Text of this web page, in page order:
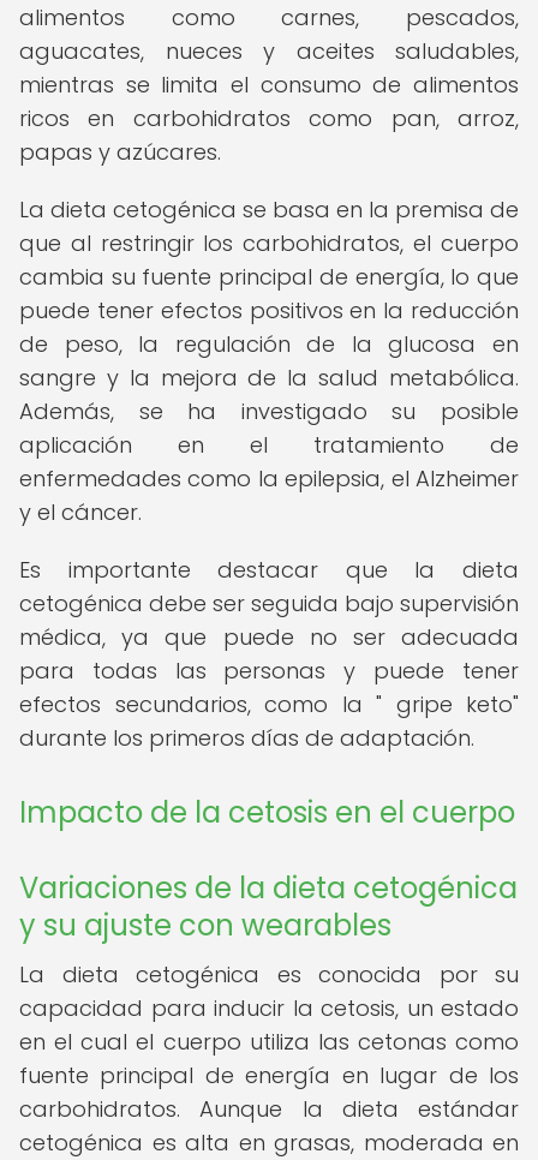
alimentos como carnes, pescados,
aguacates, nueces y aceites saludables,
mientras se limita el consumo de alimentos
ricos en carbohidratos como pan, arroz,
papas y azúcares.
La dieta cetogénica se basa en la premisa de
que al restringir los carbohidratos, el cuerpo
cambia su fuente principal de energía, lo que
puede tener efectos positivos en la reducción
de peso, la regulación de la glucosa en
sangre y la mejora de la salud metabólica.
Además, se ha investigado su posible
aplicación en el tratamiento de
enfermedades como la epilepsia, el Alzheimer
y el cáncer.
Es importante destacar que la dieta
cetogénica debe ser seguida bajo supervisión
médica, ya que puede no ser adecuada
para todas las personas y puede tener
efectos secundarios, como la " gripe keto"
durante los primeros días de adaptación.
Impacto de la cetosis en el cuerpo
Variaciones de la dieta cetogénica
y su ajuste con wearables
La dieta cetogénica es conocida por su
capacidad para inducir la cetosis, un estado
en el cual el cuerpo utiliza las cetonas como
fuente principal de energía en lugar de los
carbohidratos. Aunque la dieta estándar
cetogénica es alta en grasas, moderada en